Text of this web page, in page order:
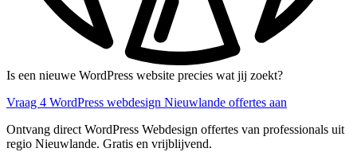
Is een nieuwe WordPress website precies wat jij zoekt?
Vraag 4 WordPress webdesign Nieuwlande offertes aan
Ontvang direct WordPress Webdesign offertes van professionals uit
regio Nieuwlande. Gratis en vrijblijvend.